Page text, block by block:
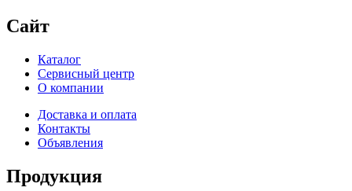
Сайт
Каталог
Сервисный центр
О компании
Доставка и оплата
Контакты
Объявления
Продукция